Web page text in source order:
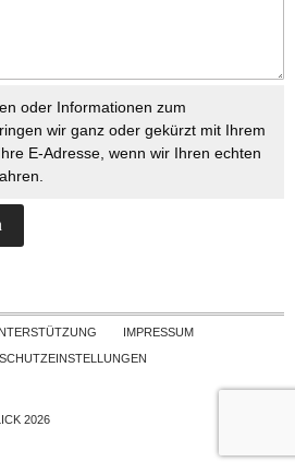
oder Informationen zum
wir ganz oder gekürzt mit Ihrem
E-Adresse, wenn wir Ihren echten
Skip to contentIMPRESSUM
2026